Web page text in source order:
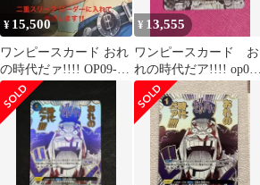
¥ 15,500
ワンピースカード おれ
の時代だァ!!!! OP09-
096 R
¥ 13,555
ワンピースカード お
れの時代だア!!!! op09-
096 パラレル